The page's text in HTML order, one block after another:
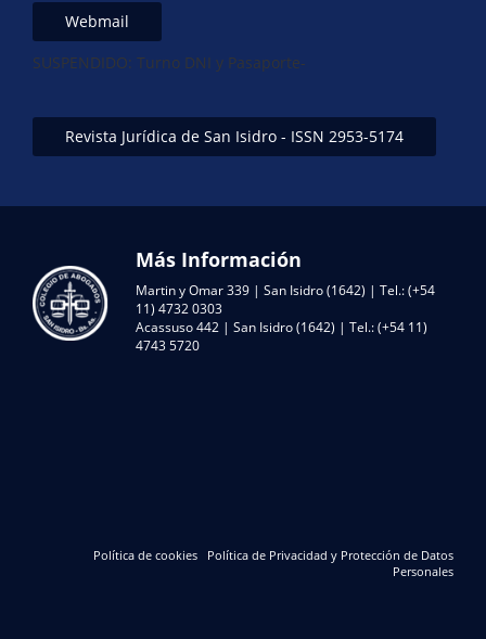
Webmail
SUSPENDIDO: Turno DNI y Pasaporte-
Revista Jurídica de San Isidro - ISSN 2953-5174
Más Información
Martin y Omar 339 | San Isidro (1642) | Tel.: (+54
11) 4732 0303
Acassuso 442 | San Isidro (1642) | Tel.: (+54 11)
4743 5720
Política de cookies
Política de Privacidad y Protección de Datos
Personales